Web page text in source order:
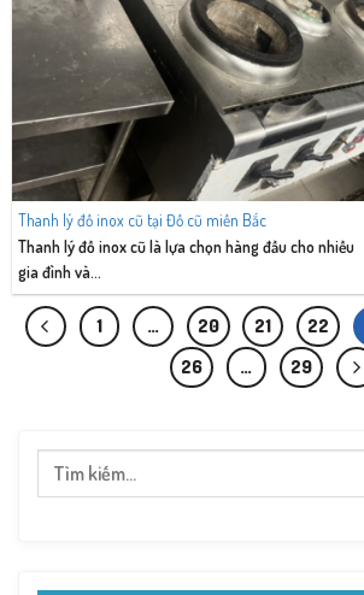
Thanh lý đồ inox cũ tại Đồ cũ miền Bắc
Thanh lý đồ inox cũ là lựa chọn hàng đầu cho nhiều
gia đình và...
1 … 20 21 22
26
… 29
Tìm